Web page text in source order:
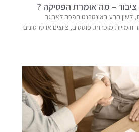
ציבור – מה אומרת הפסיקה ?
לשון הרע באינטרנט הפכה לאתגר
מוכרות. פוסטים, ציוצים או סרטונים